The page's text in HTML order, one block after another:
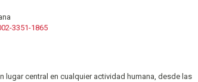
3351-1865
lugar central en cualquier actividad humana, desde las